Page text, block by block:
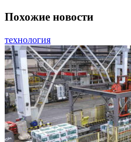
Похожие новости
технология